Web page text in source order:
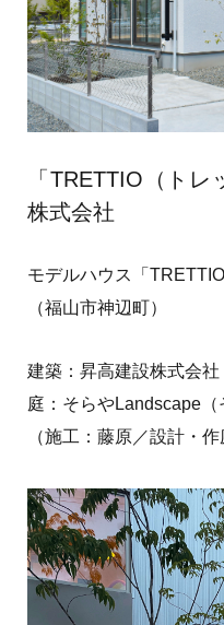
「TRETTIO（ト
株式会社
モデルハウス「
（福山市神辺町）
建築：昇高建設株式会社
庭：そらやLandscape（
（施工：藤原／設計・作